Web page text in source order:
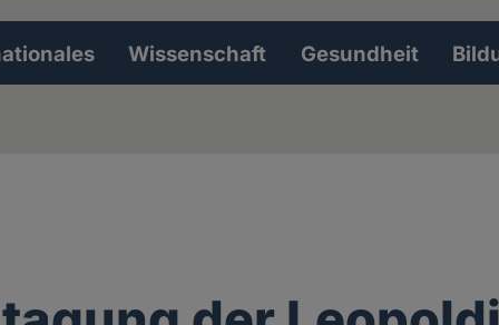
Wissenschaft Gesundheit